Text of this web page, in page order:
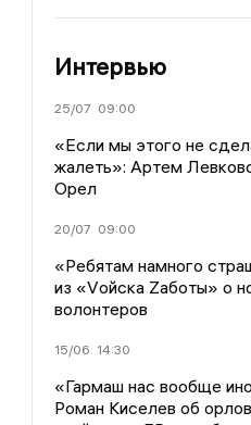
Интервью
25/07 09:00
«Если мы этого не
жалеть»: Артем
Орел
20/07 09:00
«Ребятам намного
из «Vойска Zаботы» о
волонтеров
15/06 14:30
«Гармаш нас вообще
Роман Киселев об